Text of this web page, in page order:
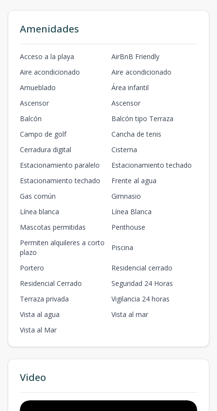
Amenidades
Acceso a la playa
AirBnB Friendly
Aire acondicionado
Aire acondicionado
Amueblado
Área infantil
Ascensor
Ascensor
Balcón
Balcón tipo Terraza
Campo de golf
Cancha de tenis
Cerradura digital
Cisterna
Estacionamiento paralelo
Estacionamiento techado
Estacionamiento techado
Frente al agua
Gas común
Gimnasio
Línea blanca
Línea Blanca
Mascotas permitidas
Penthouse
Permiten alquileres a corto
plazo
Piscina
Portero
Residencial cerrado
Residencial Cerrado
Seguridad 24 Horas
Terraza privada
Vigilancia 24 horas
Vista al agua
Vista al mar
Vista al Mar
Video